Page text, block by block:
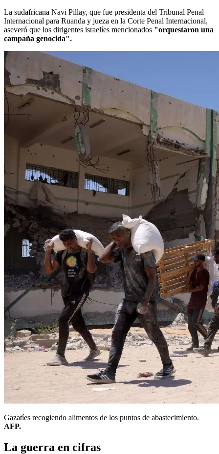
La sudafricana Navi Pillay, que fue presidenta del Tribunal Penal
Internacional para Ruanda y jueza en la Corte Penal Internacional,
aseveró que los dirigentes israelíes mencionados "orquestaron una
campaña genocida".
Gazatíes recogiendo alimentos de los puntos de abastecimiento.
AFP.
La guerra en cifras